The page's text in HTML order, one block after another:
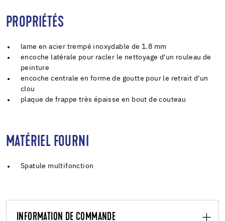
PROPRIÉTÉS
lame en acier trempé inoxydable de 1.8 mm
encoche latérale pour racler le nettoyage d'un rouleau de
peinture
encoche centrale en forme de goutte pour le retrait d'un
clou
plaque de frappe très épaisse en bout de couteau
MATÉRIEL FOURNI
Spatule multifonction
INFORMATION DE COMMANDE